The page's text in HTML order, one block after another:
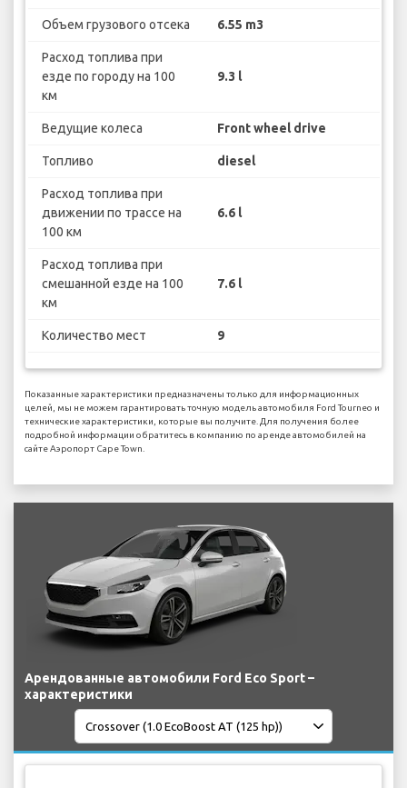
Объем грузового отсека 6.55 m3
Расход топлива при
езде по городу на 100
км
9.3 l
Ведущие колеса Front wheel drive
Топливо diesel
Расход топлива при
движении по трассе на
100 км
6.6 l
Расход топлива при
смешанной езде на 100
км
7.6 l
Количество мест 9
Показанные характеристики предназначены только для информационных
целей, мы не можем гарантировать точную модель автомобиля Ford Tourneo и
технические характеристики, которые вы получите. Для получения более
подробной информации обратитесь в компанию по аренде автомобилей на
сайте Аэропорт Cape Town.
Арендованные автомобили Ford Eco Sport –
характеристики